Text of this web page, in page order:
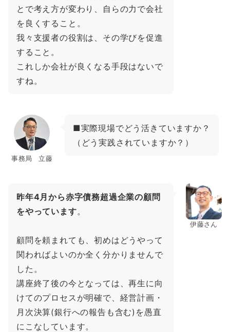
とで考え方が変わり、自らの力で会社
を良くすること。
我々支援者の役割は、その学びを促進
すること。
これしか会社が良くなる手段はないで
すね。
事務局 立藤
■実際現場でどう活きていますか？
（どう実践されていますか？）
伊藤さん
昨年4月から赤字債務超過企業の顧問
をやっています。
顧問を頼まれても、初めはどうやって
関わればよいのか全く分かりませんで
した。
講座終了後の今となっては、再生に向
けてのプロセスが明確で、経営計画・
月次決算(銀行への報告も含む)を愚直
にこなしています。